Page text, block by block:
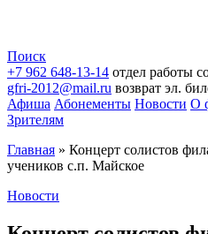
Поиск
+7 962 648-13-14 отдел работы
gfri-2012@mail.ru возврат эл.
Афиша Абонементы Новости О
Зрителям
Главная » Концерт солистов
учеников с.п. Майское
Новости